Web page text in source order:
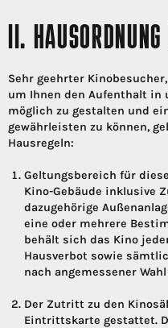
II.
Sehr geehrter Kinobesucher,
um Ihnen den Aufenthalt in
möglich zu gestalten und
gewährleisten zu können,
Hausregeln:
Geltungsbereich für
Kino-Gebäude inklusive
dazugehörige
eine oder mehrere
behält sich das Kino
Hausverbot sowie
nach angemessener Wahl
Der Zutritt zu den
Eintrittskarte gestattet.